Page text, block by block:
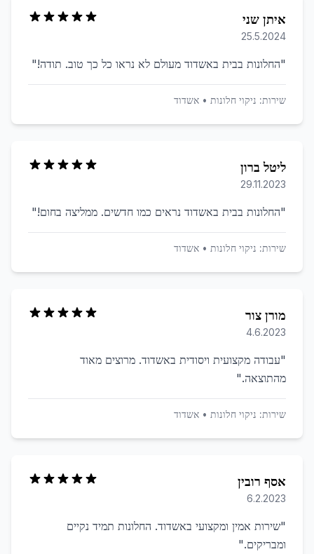
איתן שני
25.5.2024
"החלונות בבית באשדוד מעולם לא נראו כל כך טוב. תודה!"
שירות: ניקוי חלונות • אשדוד
ליטל ברון
29.11.2023
"החלונות בבית באשדוד נראים כמו חדשים. ממליצה בחום!"
שירות: ניקוי חלונות • אשדוד
מורן צור
4.6.2023
"עבודה מקצועית ויסודית באשדוד. מרוצים מאוד
מהתוצאה."
שירות: ניקוי חלונות • אשדוד
אסף רובין
6.2.2023
"שירות אמין ומקצועי באשדוד. החלונות תמיד נקיים
ומבריקים."